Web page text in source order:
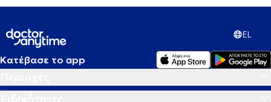
EL
Κατέβασε το app